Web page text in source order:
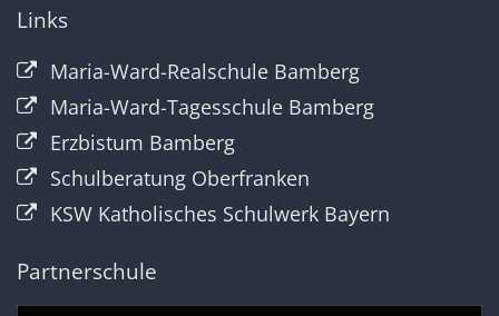
Links
Maria-Ward-Realschule Bamberg
Maria-Ward-Tagesschule Bamberg
Erzbistum Bamberg
Schulberatung Oberfranken
KSW Katholisches Schulwerk Bayern
Partnerschule